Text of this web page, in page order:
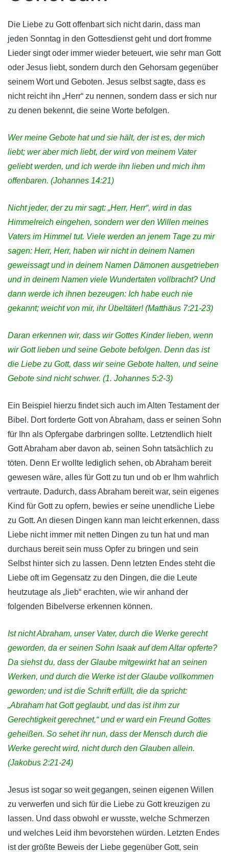
Die Liebe zu Gott offenbart sich nicht darin, dass man
jeden Sonntag in den Gottesdienst geht und dort fromme
Lieder singt oder immer wieder beteuert, wie sehr man Gott
oder Jesus liebt, sondern durch den Gehorsam gegenüber
seinem Wort und Geboten. Jesus selbst sagte, dass es
nicht reicht ihn „Herr“ zu nennen, sondern dass er sich nur
zu denen bekennt, die seine Worte befolgen.
Wer meine Gebote hat und sie hält, der ist es, der mich
liebt; wer aber mich liebt, der wird von meinem Vater
geliebt werden, und ich werde ihn lieben und mich ihm
offenbaren. (Johannes 14:21)
Nicht jeder, der zu mir sagt: „Herr, Herr“, wird in das
Himmelreich eingehen, sondern wer den Willen meines
Vaters im Himmel tut. Viele werden an jenem Tage zu mir
sagen: Herr, Herr, haben wir nicht in deinem Namen
geweissagt und in deinem Namen Dämonen ausgetrieben
und in deinem Namen viele Wundertaten vollbracht? Und
dann werde ich ihnen bezeugen: Ich habe euch nie
gekannt; weicht von mir, ihr Übeltäter! (Matthäus 7:21-23)
Daran erkennen wir, dass wir Gottes Kinder lieben, wenn
wir Gott lieben und seine Gebote befolgen. Denn das ist
die Liebe zu Gott, dass wir seine Gebote halten, und seine
Gebote sind nicht schwer. (1. Johannes 5:2-3)
Ein Beispiel hierzu findet sich auch im Alten Testament der
Bibel. Dort forderte Gott von Abraham, dass er seinen Sohn
für Ihn als Opfergabe darbringen sollte. Letztendlich hielt
Gott Abraham aber davon ab, seinen Sohn tatsächlich zu
töten. Denn Er wollte lediglich sehen, ob Abraham bereit
gewesen wäre, alles für Gott zu tun und ob er Ihm wahrlich
vertraute. Dadurch, dass Abraham bereit war, sein eigenes
Kind für Gott zu opfern, bewies er seine unendliche Liebe
zu Gott. An diesen Dingen kann man leicht erkennen, dass
Liebe nicht immer mit netten Dingen zu tun hat und man
durchaus bereit sein muss Opfer zu bringen und sein
Selbst hinter sich zu lassen. Denn letzten Endes steht die
Liebe oft im Gegensatz zu den Dingen, die die Leute
heutzutage als „lieb“ erachten, wie wir anhand der
folgenden Bibelverse erkennen können.
Ist nicht Abraham, unser Vater, durch die Werke gerecht
geworden, da er seinen Sohn Isaak auf dem Altar opferte?
Da siehst du, dass der Glaube mitgewirkt hat an seinen
Werken, und durch die Werke ist der Glaube vollkommen
geworden; und ist die Schrift erfüllt, die da spricht:
„Abraham hat Gott geglaubt, und das ist ihm zur
Gerechtigkeit gerechnet,“ und er ward ein Freund Gottes
geheißen. So sehet ihr nun, dass der Mensch durch die
Werke gerecht wird, nicht durch den Glauben allein.
(Jakobus 2:21-24)
Jesus ist sogar so weit gegangen, seinen eigenen Willen
zu verwerfen und sich für die Liebe zu Gott kreuzigen zu
lassen. Und dass obwohl er wusste, welche Schmerzen
und welches Leid ihm bevorstehen würden. Letzten Endes
ist der größte Beweis der Liebe gegenüber Gott, sein